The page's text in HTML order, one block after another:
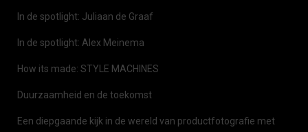
In de spotlight: Juliaan de Graaf
In de spotlight: Alex Meinema
How its made: STYLE MACHINES
Duurzaamheid en de toekomst
Een diepgaande kijk in de wereld van productfotografie met